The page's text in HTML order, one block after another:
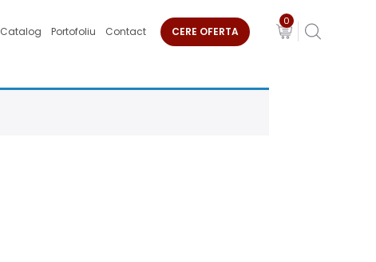
Catalog Portofoliu Contact CERE OFERTA
0